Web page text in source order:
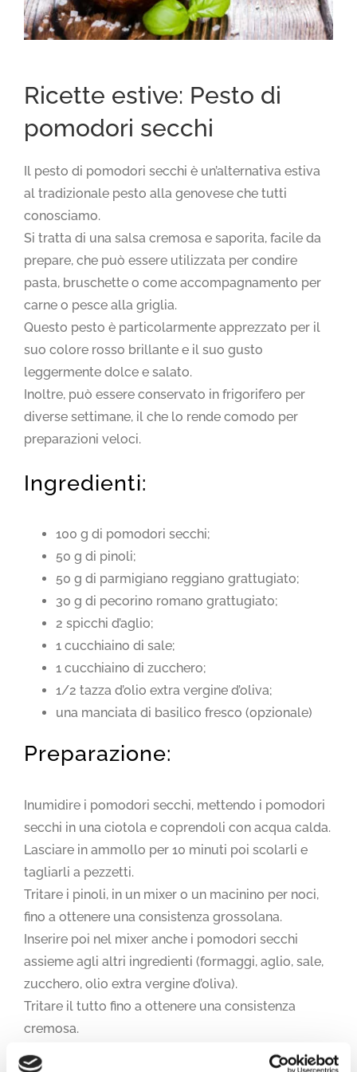
Ricette estive: Pesto di
pomodori secchi
Il pesto di pomodori secchi è un’alternativa estiva
al tradizionale pesto alla genovese che tutti
conosciamo.
Si tratta di una salsa cremosa e saporita, facile da
prepare, che può essere utilizzata per condire
pasta, bruschette o come accompagnamento per
carne o pesce alla griglia.
Questo pesto è particolarmente apprezzato per il
suo colore rosso brillante e il suo gusto
leggermente dolce e salato.
Inoltre, può essere conservato in frigorifero per
diverse settimane, il che lo rende comodo per
preparazioni veloci.
Ingredienti:
100 g di pomodori secchi;
50 g di pinoli;
50 g di parmigiano reggiano grattugiato;
30 g di pecorino romano grattugiato;
2 spicchi d’aglio;
1 cucchiaino di sale;
1 cucchiaino di zucchero;
1/2 tazza d’olio extra vergine d’oliva;
una manciata di basilico fresco (opzionale)
Preparazione:
Inumidire i pomodori secchi, mettendo i pomodori
secchi in una ciotola e coprendoli con acqua calda.
Lasciare in ammollo per 10 minuti poi scolarli e
tagliarli a pezzetti.
Tritare i pinoli, in un mixer o un macinino per noci,
fino a ottenere una consistenza grossolana.
Inserire poi nel mixer anche i pomodori secchi
assieme agli altri ingredienti (formaggi, aglio, sale,
zucchero, olio extra vergine d’oliva).
Tritare il tutto fino a ottenere una consistenza
cremosa.
Se lo si desidera, è possibile aggiungere una